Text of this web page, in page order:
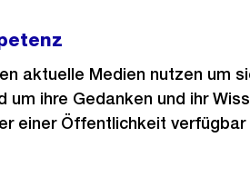
aktuelle Medien nutzen um
um ihre Gedanken und ihr
einer Öffentlichkeit verfügbar